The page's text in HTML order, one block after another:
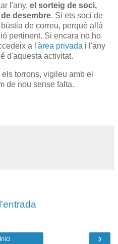
l'any, el sorteig de soci,
desembre. Si ets soci de
de correu, perquè allà
pertinent. Si encara no ho
a l'àrea privada i l'any
d'aquesta activitat.
torrons, vigileu amb el
de nou sense falta.
›
Inici